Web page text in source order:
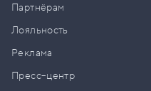
Партнёрам
Лояльность
Реклама
Пресс–центр